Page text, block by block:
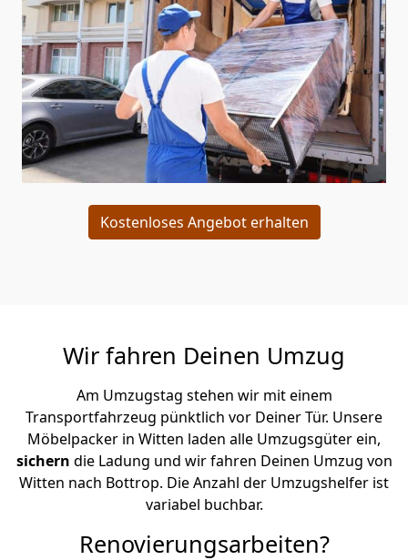
Kostenloses Angebot erhalten
Wir fahren Deinen Umzug
Am Umzugstag stehen wir mit einem
Transportfahrzeug pünktlich vor Deiner Tür. Unsere
Möbelpacker in Witten laden alle Umzugsgüter ein,
sichern die Ladung und wir fahren Deinen Umzug von
Witten nach Bottrop. Die Anzahl der Umzugshelfer ist
variabel buchbar.
Renovierungsarbeiten?